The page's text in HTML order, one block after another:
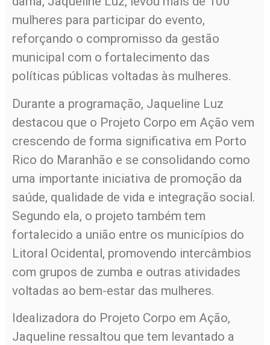
mulheres para participar do evento,
reforçando o compromisso da gestão
municipal com o fortalecimento das
políticas públicas voltadas às mulheres.
Durante a programação, Jaqueline Luz
destacou que o Projeto Corpo em Ação vem
crescendo de forma significativa em Porto
Rico do Maranhão e se consolidando como
uma importante iniciativa de promoção da
saúde, qualidade de vida e integração social.
Segundo ela, o projeto também tem
fortalecido a união entre os municípios do
Litoral Ocidental, promovendo intercâmbios
com grupos de zumba e outras atividades
voltadas ao bem-estar das mulheres.
Idealizadora do Projeto Corpo em Ação,
Jaqueline ressaltou que tem levantado a